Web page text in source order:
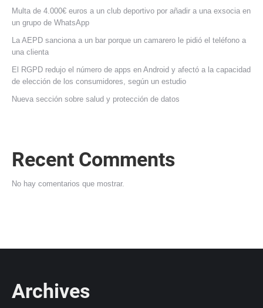
Multa de 4.000€ euros a un club deportivo por añadir a una exsocia en
un grupo de WhatsApp
La AEPD sanciona a un bar porque un camarero le pidió el teléfono a
una clienta
El RGPD redujo el número de apps en Android y afectó a la capacidad
de elección de los consumidores, según un estudio
Nueva sección sobre salud y protección de datos
Recent Comments
No hay comentarios que mostrar.
Archives